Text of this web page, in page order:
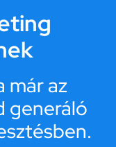
már az
generáló